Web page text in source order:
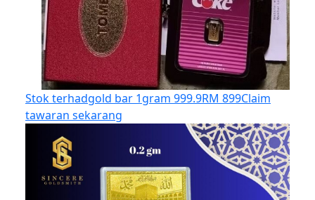
Stok terhadgold bar 1gram 999.9RM 899Claim
tawaran sekarang